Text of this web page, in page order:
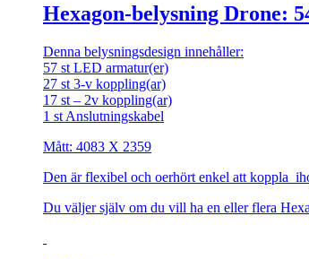
Hexagon-belysning Drone:
Denna belysningsdesign innehåller:
57 st LED armatur(er)
27 st 3-v koppling(ar)
17 st – 2v koppling(ar)
1 st Anslutningskabel
Mått: 4083 X 2359
Den är flexibel och oerhört enkel att koppla
Du väljer själv om du vill ha en eller flera